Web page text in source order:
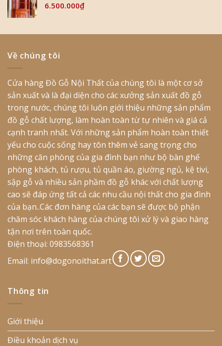
6.500.000₫
Về chúng tôi
Cửa hàng Đồ Gỗ Nội Thất của chúng tôi là một cơ sở
sản xuất và là đại diện cho các xưởng sản xuất đồ gỗ
trong nước, chúng tôi luôn giới thiệu những sản phẩm
đồ gỗ chất lượng, làm hoàn toàn từ tự nhiên và giá cả
cạnh tranh nhất. Với những sản phẩm hoàn toàn thiết
yếu cho cuộc sống hay tôn thêm vẻ sang trọng cho
những căn phòng của gia đình bạn như bộ bàn ghế
phòng khách, tủ rượu, tủ quần áo, giường ngủ, kệ tivi,
sập gỗ và nhiều sản phầm đồ gỗ khác với chất lượng
cao sẽ đáp ứng tất cả các nhu cầu nội thất cho gia đình
của bạn..Các đơn hàng của các bạn sẽ được bộ phận
chăm sóc khách hàng của chúng tôi xử lý và giao hàng
tận nơi trên toàn quốc.
Điện thoại: 0983568361
Email: info@dogonoithat.art
Thông tin
Giới thiệu
Điều khoản dịch vụ